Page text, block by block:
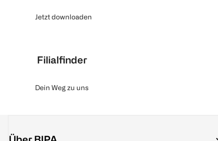
Jetzt downloaden
Filialfinder
Dein Weg zu uns